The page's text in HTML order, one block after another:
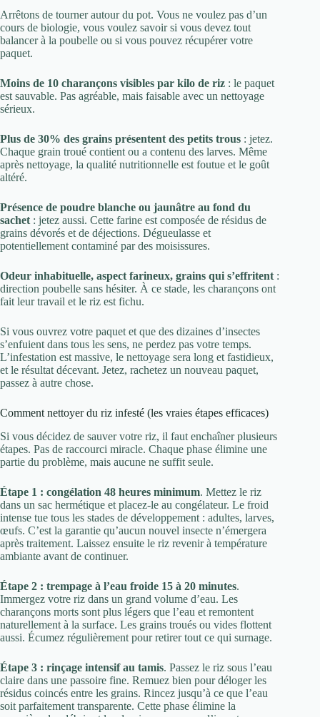
Arrêtons de tourner autour du pot. Vous ne voulez pas d’un
cours de biologie, vous voulez savoir si vous devez tout
balancer à la poubelle ou si vous pouvez récupérer votre
paquet.
Moins de 10 charançons visibles par kilo de riz : le paquet
est sauvable. Pas agréable, mais faisable avec un nettoyage
sérieux.
Plus de 30% des grains présentent des petits trous : jetez.
Chaque grain troué contient ou a contenu des larves. Même
après nettoyage, la qualité nutritionnelle est foutue et le goût
altéré.
Présence de poudre blanche ou jaunâtre au fond du
sachet : jetez aussi. Cette farine est composée de résidus de
grains dévorés et de déjections. Dégueulasse et
potentiellement contaminé par des moisissures.
Odeur inhabituelle, aspect farineux, grains qui s’effritent :
direction poubelle sans hésiter. À ce stade, les charançons ont
fait leur travail et le riz est fichu.
Si vous ouvrez votre paquet et que des dizaines d’insectes
s’enfuient dans tous les sens, ne perdez pas votre temps.
L’infestation est massive, le nettoyage sera long et fastidieux,
et le résultat décevant. Jetez, rachetez un nouveau paquet,
passez à autre chose.
Comment nettoyer du riz infesté (les vraies étapes efficaces)
Si vous décidez de sauver votre riz, il faut enchaîner plusieurs
étapes. Pas de raccourci miracle. Chaque phase élimine une
partie du problème, mais aucune ne suffit seule.
Étape 1 : congélation 48 heures minimum. Mettez le riz
dans un sac hermétique et placez-le au congélateur. Le froid
intense tue tous les stades de développement : adultes, larves,
œufs. C’est la garantie qu’aucun nouvel insecte n’émergera
après traitement. Laissez ensuite le riz revenir à température
ambiante avant de continuer.
Étape 2 : trempage à l’eau froide 15 à 20 minutes.
Immergez votre riz dans un grand volume d’eau. Les
charançons morts sont plus légers que l’eau et remontent
naturellement à la surface. Les grains troués ou vides flottent
aussi. Écumez régulièrement pour retirer tout ce qui surnage.
Étape 3 : rinçage intensif au tamis. Passez le riz sous l’eau
claire dans une passoire fine. Remuez bien pour déloger les
résidus coincés entre les grains. Rincez jusqu’à ce que l’eau
soit parfaitement transparente. Cette phase élimine la